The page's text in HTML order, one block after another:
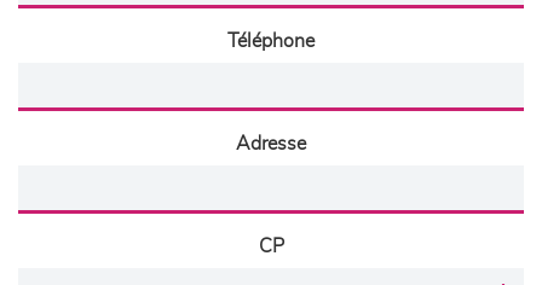
Téléphone
Adresse
CP